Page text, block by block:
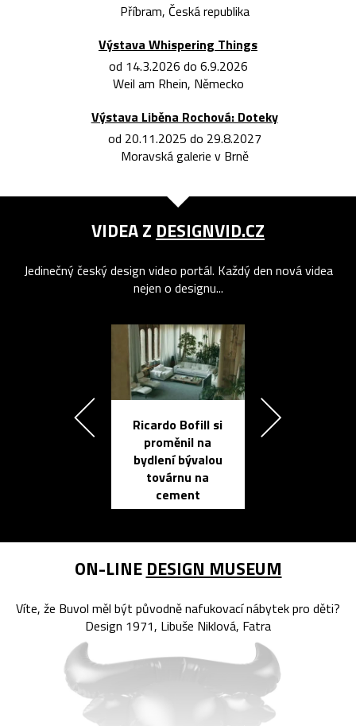
Příbram, Česká republika
Výstava Whispering Things
od 14.3.2026 do 6.9.2026
Weil am Rhein, Německo
Výstava Liběna Rochová: Doteky
od 20.11.2025 do 29.8.2027
Moravská galerie v Brně
VIDEA Z DESIGNVID.CZ
Jedinečný český design video portál. Každý den nová videa
nejen o designu...
Ricardo Bofill si
proměnil na
bydlení bývalou
továrnu na
cement
ON-LINE DESIGN MUSEUM
Víte, že Buvol měl být původně nafukovací nábytek pro děti?
Design 1971, Libuše Niklová, Fatra